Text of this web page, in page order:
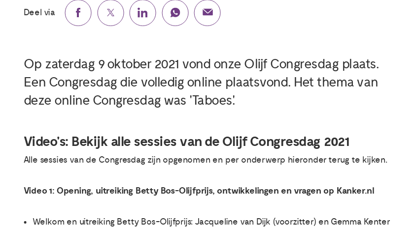
Deel via
Op zaterdag 9 oktober 2021 vond onze Olijf Congresdag plaats.
Een Congresdag die volledig online plaatsvond. Het thema van
deze online Congresdag was 'Taboes'.
Video's: Bekijk alle sessies van de Olijf Congresdag 2021
Alle sessies van de Congresdag zijn opgenomen en per onderwerp hieronder terug te kijken.
Video 1: Opening, uitreiking Betty Bos-Olijfprijs, ontwikkelingen en vragen op Kanker.nl
Welkom en uitreiking Betty Bos-Olijfprijs: Jacqueline van Dijk (voorzitter) en Gemma Kenter